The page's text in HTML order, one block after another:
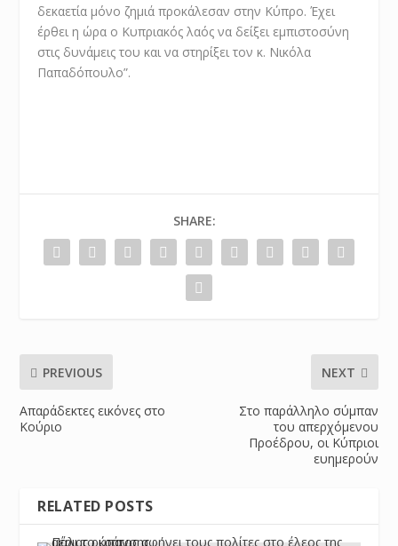
δεκαετία μόνο ζημιά προκάλεσαν στην Κύπρο. Έχει
έρθει η ώρα ο Κυπριακός λαός να δείξει εμπιστοσύνη
στις δυνάμεις του και να στηρίξει τον κ. Νικόλα
Παπαδόπουλο”.
SHARE:
PREVIOUS
Απαράδεκτες εικόνες στο
Κούριο
NEXT
Στο παράλληλο σύμπαν
του απερχόμενου
Προέδρου, οι Κύπριοι
ευημερούν
RELATED POSTS